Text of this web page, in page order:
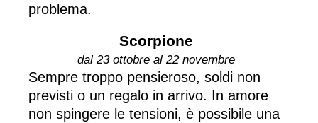
problema.
Scorpione
dal 23 ottobre al 22 novembre
Sempre troppo pensieroso, soldi non
previsti o un regalo in arrivo. In amore
non spingere le tensioni, è possibile una